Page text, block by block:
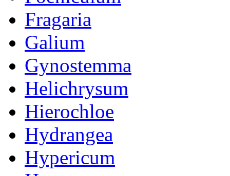
Fragaria
Galium
Gynostemma
Helichrysum
Hierochloe
Hydrangea
Hypericum